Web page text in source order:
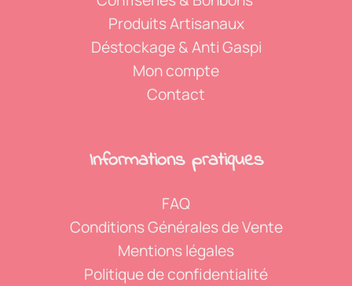
Produits Artisanaux
Déstockage & Anti Gaspi
Mon compte
Contact
Informations pratiques
FAQ
Conditions Générales de Vente
Mentions légales
Politique de confidentialité